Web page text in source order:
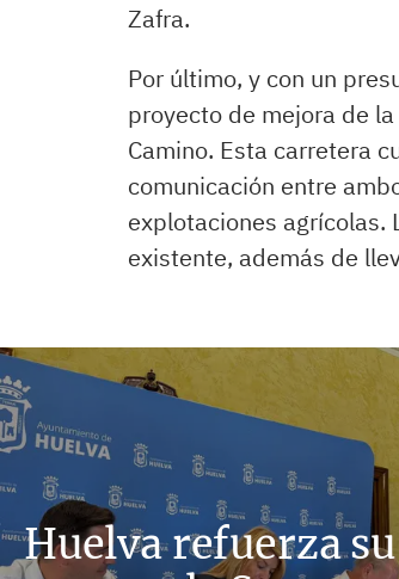
Zafra.
Por último, y con un
proyecto de mejora de
Camino. Esta carretera
comunicación entre
explotaciones agrícolas.
existente, además de
Huelva refuerza su